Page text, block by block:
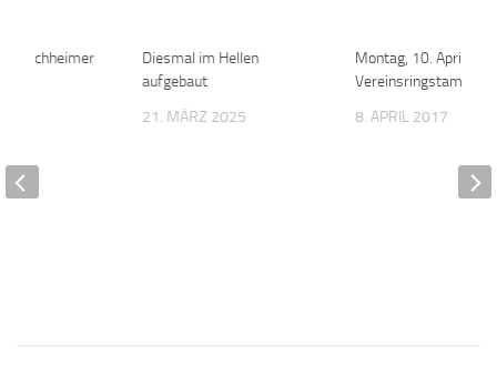
Diesmal im Hellen
aufgebaut
21. MÄRZ 2025
Montag, 10. April:
8. APRIL 2017
Hochheimer